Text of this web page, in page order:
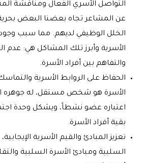
التواصل الأسري الفعال ومناقشة
عن المشاعر تجاه بعضنا البعض
الخلل الوظيفي لديهم. مما سبب
الأسرية وأبرز تلك المشاكل هي: عدم
والتفاهم بين أفراد الأسرة.
الحفاظ على الروابط الأسرية
الأسرة هو شخص مستقل، له جوهره
اعتباره عضو نشطاً، ويشكل وحدة
بقية أفراد الأسرة.
تعزيز المبادئ والقيم الأسرية
السلبية ومبادئ الأسرة السلبية